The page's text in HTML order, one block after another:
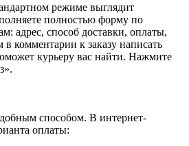
режиме выглядит
полностью форму по
адрес, способ доставки, оплаты,
комментарии к заказу написать
курьеру вас найти. Нажмите
способом. В интернет-
оплаты: